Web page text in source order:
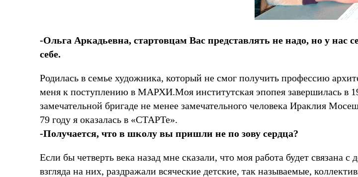
-Ольга Аркадьевна, стартовцам Вас представлять не надо, но у нас
себе.
Родилась в семье художника, который не смог получить профессию
меня к поступлению в МАРХИ.Моя институтская эпопея завершилась в
замечательной бригаде не менее замечательного человека Ираклия
79 году я оказалась в «СТАРТе».
-Получается, что в школу вы пришли не по зову сердца?
Если бы четверть века назад мне сказали, что моя работа будет связана
взгляда на них, раздражали всяческие детские, так называемые,